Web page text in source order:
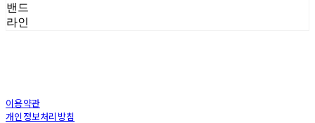
밴드
라인
이용약관
개인정보처리방침